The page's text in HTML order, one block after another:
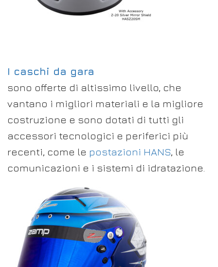
I caschi da gara
sono offerte di altissimo livello, che
vantano i migliori materiali e la migliore
costruzione e sono dotati di tutti gli
accessori tecnologici e periferici più
recenti, come le postazioni HANS, le
comunicazioni e i sistemi di idratazione.